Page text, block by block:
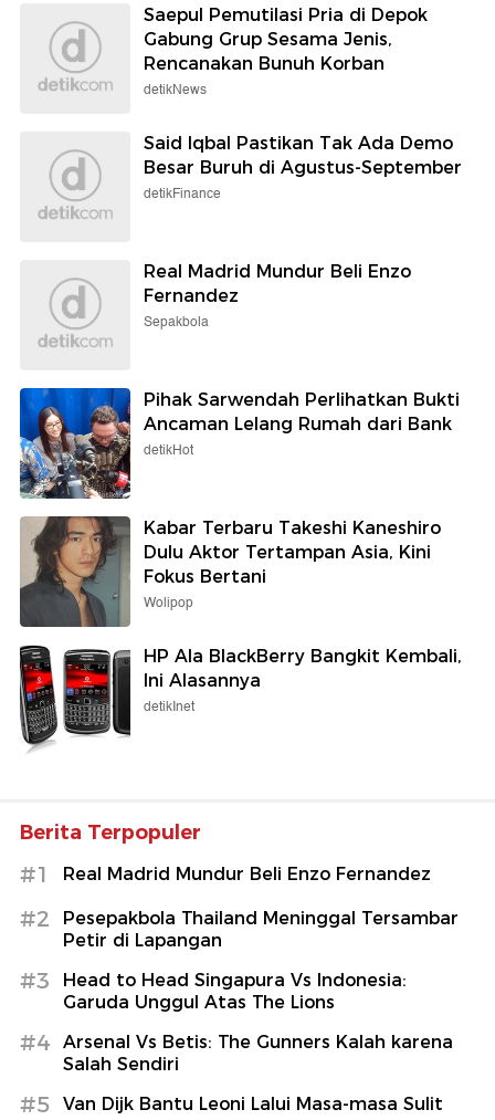
Saepul Pemutilasi Pria di Depok
Gabung Grup Sesama Jenis,
Rencanakan Bunuh Korban
detikNews
Said Iqbal Pastikan Tak Ada Demo
Besar Buruh di Agustus-September
detikFinance
Real Madrid Mundur Beli Enzo
Fernandez
Sepakbola
Pihak Sarwendah Perlihatkan Bukti
Ancaman Lelang Rumah dari Bank
detikHot
Kabar Terbaru Takeshi Kaneshiro
Dulu Aktor Tertampan Asia, Kini
Fokus Bertani
Wolipop
HP Ala BlackBerry Bangkit Kembali,
Ini Alasannya
detikInet
Berita Terpopuler
#1 Real Madrid Mundur Beli Enzo Fernandez
#2
Pesepakbola Thailand Meninggal Tersambar
Petir di Lapangan
#3
Head to Head Singapura Vs Indonesia:
Garuda Unggul Atas The Lions
#4
Arsenal Vs Betis: The Gunners Kalah karena
Salah Sendiri
#5 Van Dijk Bantu Leoni Lalui Masa-masa Sulit